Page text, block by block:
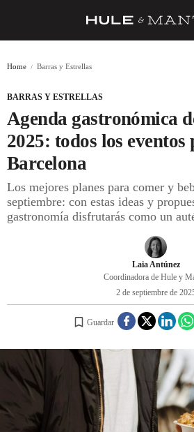
BARRAS Y ESTRELLAS
DÓNDE COMER
ÍDOLOS DE MESAS
CUADERNO DE VIAJE
REGISTRO
INICIAR SESIÓN
Home Barras y Estrellas
BARRAS Y ESTRELLAS
Agenda gastronómica
2025: todos los eventos
Barcelona
Los mejores planes para comer y
septiembre: con estas ideas y
gastronomía disfrutarás como un
Laia Antúnez
Coordinadora de Hule y
2 de septiembre de
Guardar